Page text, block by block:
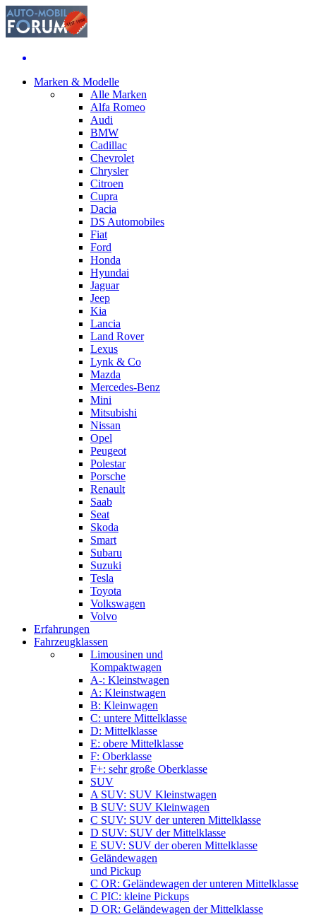
Marken & Modelle
Alle Marken
Alfa Romeo
Audi
BMW
Cadillac
Chevrolet
Chrysler
Citroen
Cupra
Dacia
DS Automobiles
Fiat
Ford
Honda
Hyundai
Jaguar
Jeep
Kia
Lancia
Land Rover
Lexus
Lynk & Co
Mazda
Mercedes-Benz
Mini
Mitsubishi
Nissan
Opel
Peugeot
Polestar
Porsche
Renault
Saab
Seat
Skoda
Smart
Subaru
Suzuki
Tesla
Toyota
Volkswagen
Volvo
Erfahrungen
Fahrzeugklassen
Limousinen und
Kompaktwagen
A-: Kleinstwagen
A: Kleinstwagen
B: Kleinwagen
C: untere Mittelklasse
D: Mittelklasse
E: obere Mittelklasse
F: Oberklasse
F+: sehr große Oberklasse
SUV
A SUV: SUV Kleinstwagen
B SUV: SUV Kleinwagen
C SUV: SUV der unteren Mittelklasse
D SUV: SUV der Mittelklasse
E SUV: SUV der oberen Mittelklasse
Geländewagen
und Pickup
C OR: Geländewagen der unteren Mittelklasse
C PIC: kleine Pickups
D OR: Geländewagen der Mittelklasse